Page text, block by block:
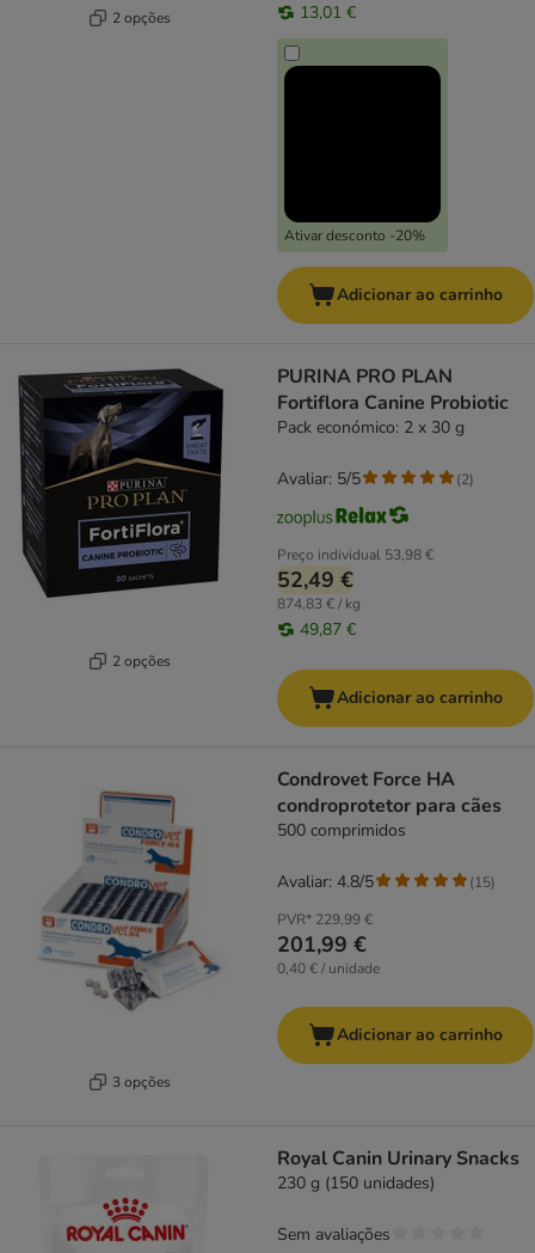
2 opções 13,01 €
Ativar desconto -20%
Adicionar ao carrinho
2 opções
PURINA PRO PLAN
Fortiflora Canine Probiotic
Pack económico: 2 x 30 g
Preço individual 53,98 €
52,49 €
874,83 € / kg
49,87 €
Avaliar: 5/5 (2)
Adicionar ao carrinho
3 opções
Condrovet Force HA
condroprotetor para cães
500 comprimidos
PVR* 229,99 €
201,99 €
0,40 € / unidade
Avaliar: 4.8/5 (15)
Adicionar ao carrinho
Royal Canin Urinary Snacks
230 g (150 unidades)
Sem avaliações